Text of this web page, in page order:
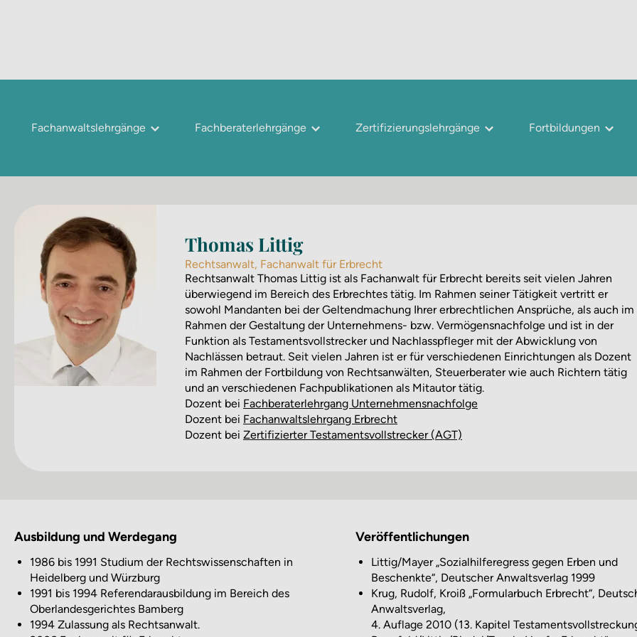
Fachanwaltslehrgänge Fachberaterlehrgänge Zertifizierungslehrgänge Fortbildungen
Thomas Littig
Rechtsanwalt, Fachanwalt für Erbrecht
Rechtsanwalt Thomas Littig ist als Fachanwalt für Erbrecht bereits seit vielen Jahren
überwiegend im Bereich des Erbrechtes tätig. Im Rahmen seiner Tätigkeit vertritt er
sowohl Mandanten bei der Geltendmachung Ihrer erbrechtlichen Ansprüche, als auch im
Rahmen der Gestaltung der Unternehmens- bzw. Vermögensnachfolge und ist in der
Funktion als Testamentsvollstrecker und Nachlasspfleger mit der Abwicklung von
Nachlässen betraut. Seit vielen Jahren ist er für verschiedenen Einrichtungen als Dozent
im Rahmen der Fortbildung von Rechtsanwälten, Steuerberater wie auch Richtern tätig
und an verschiedenen Fachpublikationen als Mitautor tätig.
Dozent bei Fachberater­lehrgang Unternehmens­nachfolge
Dozent bei Fachanwalts­lehrgang Erbrecht
Dozent bei Zertifizierter Testaments­vollstrecker (AGT)
Ausbildung und Werdegang
1986 bis 1991 Studium der Rechtswissenschaften in
Heidelberg und Würzburg
1991 bis 1994 Referendarausbildung im Bereich des
Oberlandesgerichtes Bamberg
1994 Zulassung als Rechtsanwalt.
Veröffentlichungen
Littig/Mayer „Sozialhilferegress gegen Erben und
Beschenkte“, Deutscher Anwaltsverlag 1999
Krug, Rudolf, Kroiß „Formularbuch Erbrecht“,
Anwaltsverlag,
4. Auflage 2010 (13. Kapitel